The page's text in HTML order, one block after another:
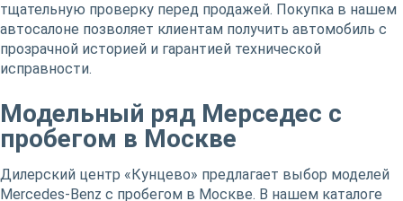
тщательную проверку перед продажей. Покупка в нашем
автосалоне позволяет клиентам получить автомобиль с
прозрачной историей и гарантией технической
исправности.
Модельный ряд Мерседес с
пробегом в Москве
Дилерский центр «Кунцево» предлагает выбор моделей
Mercedes-Benz с пробегом в Москве. В нашем каталоге